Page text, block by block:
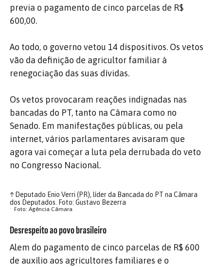
previa o pagamento de cinco parcelas de R$
600,00.
Ao todo, o governo vetou 14 dispositivos. Os vetos
vão da definição de agricultor familiar à
renegociação das suas dívidas.
Os vetos provocaram reações indignadas nas
bancadas do PT, tanto na Câmara como no
Senado. Em manifestações públicas, ou pela
internet, vários parlamentares avisaram que
agora vai começar a luta pela derrubada do veto
no Congresso Nacional.
↑Deputado Enio Verri (PR), líder da Bancada do PT na Câmara
dos Deputados. Foto: Gustavo Bezerra
Foto: Agência Câmara
Desrespeito ao povo brasileiro
Alem do pagamento de cinco parcelas de R$ 600
de auxílio aos agricultores familiares e o